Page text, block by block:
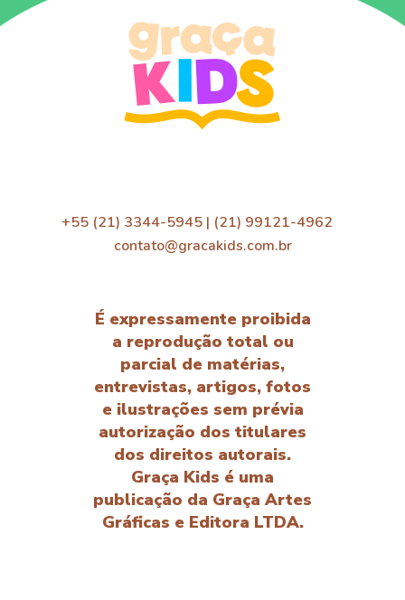
+55 (21) 3344-5945 | (21) 99121-4962
contato@gracakids.com.br
É expressamente proibida
a reprodução total ou
parcial de matérias,
entrevistas, artigos, fotos
e ilustrações sem prévia
autorização dos titulares
dos direitos autorais.
Graça Kids é uma
publicação da Graça Artes
Gráficas e Editora LTDA.